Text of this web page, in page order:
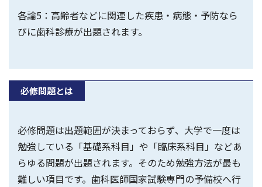
各論5：高齢者などに関連した疾患・病態・予防なら
びに歯科診療が出題されます。
必修問題とは
必修問題は出題範囲が決まっておらず、大学で一度は
勉強している「基礎系科目」や「臨床系科目」などあ
らゆる問題が出題されます。そのため勉強方法が最も
難しい項目です。歯科医師国家試験専門の予備校へ行